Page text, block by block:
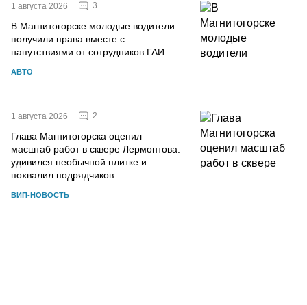
1 августа 2026 3
В Магнитогорске молодые водители
получили права вместе с
напутствиями от сотрудников ГАИ
АВТО
1 августа 2026 2
Глава Магнитогорска оценил
масштаб работ в сквере Лермонтова:
удивился необычной плитке и
похвалил подрядчиков
ВИП-НОВОСТЬ